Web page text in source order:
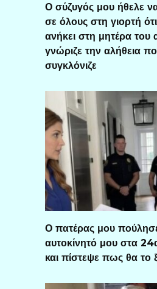
Ο σύζυγός μου ήθελε
σε όλους στη γιορτή
ανήκει στη μητέρα του
γνώριζε την αλήθεια
συγκλόνιζε
Ο πατέρας μου
αυτοκίνητό μου στα
και πίστεψε πως θα το